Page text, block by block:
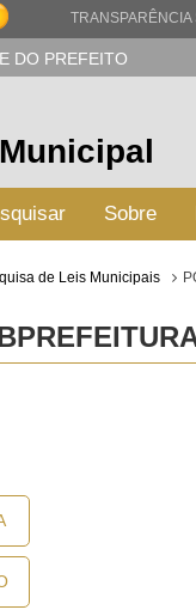
TRANSPARÊNCIA
DO PREFEITO
Sobre
de Leis Municipais